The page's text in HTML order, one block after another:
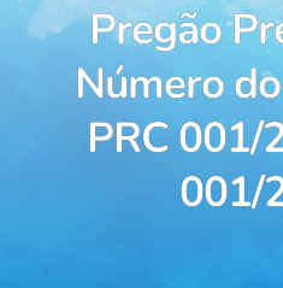
Pregão
Número
PRC 001/
001/